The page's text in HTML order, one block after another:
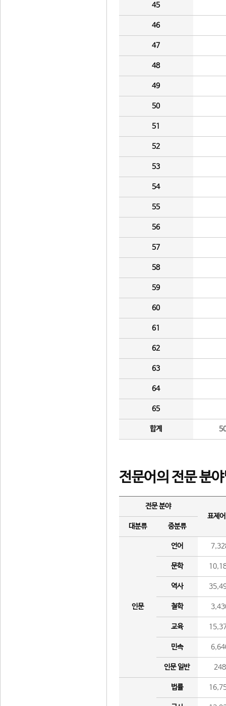
45
46
47
48
49
50
51
52
53
54
55
56
57
58
59
60
61
62
63
64
65
합계
전문어의 전문 분
전문 분야
표제
대분류
중분류
인문
언어
문학
역사
철학
교육
민속
인문 일반 248
법률